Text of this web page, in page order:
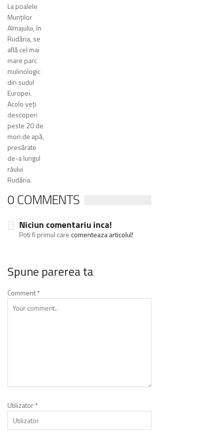
La poalele
Munților
Almajului, în
Rudăria, se
află cel mai
mare parc
mulinologic
din sudul
Europei.
Acolo veți
descoperi
peste 20 de
mori de apă,
presărate
de-a lungul
râului
Rudăria.
0 COMMENTS
Niciun comentariu inca!
Poti fi primul carecomenteaza articolul!
Spune parerea ta
Comment*
Utilizator*